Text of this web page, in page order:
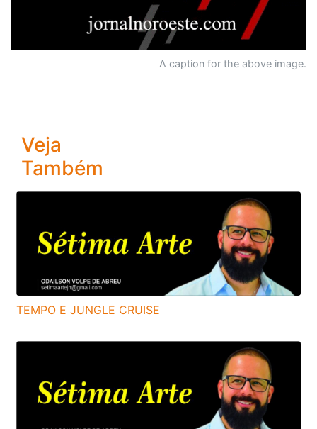
A caption for the above image.
Veja
Também
TEMPO E JUNGLE CRUISE